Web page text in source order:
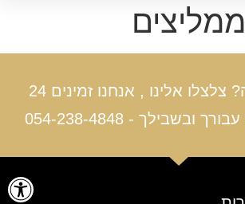
זקוקים לעזרה? צלצלו אלינו , אנחנו זמינים 24
- 054-238-4848